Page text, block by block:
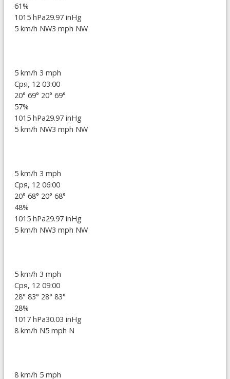
61%
1015 hPa29.97 inHg
5 km/h NW3 mph NW
5 km/h 3 mph
Сря, 12 03:00
20° 69° 20° 69°
57%
1015 hPa29.97 inHg
5 km/h NW3 mph NW
5 km/h 3 mph
Сря, 12 06:00
20° 68° 20° 68°
48%
1015 hPa29.97 inHg
5 km/h NW3 mph NW
5 km/h 3 mph
Сря, 12 09:00
28° 83° 28° 83°
28%
1017 hPa30.03 inHg
8 km/h N5 mph N
8 km/h 5 mph